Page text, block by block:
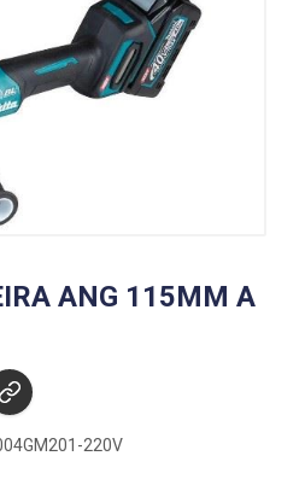
ANG 115MM A
220V